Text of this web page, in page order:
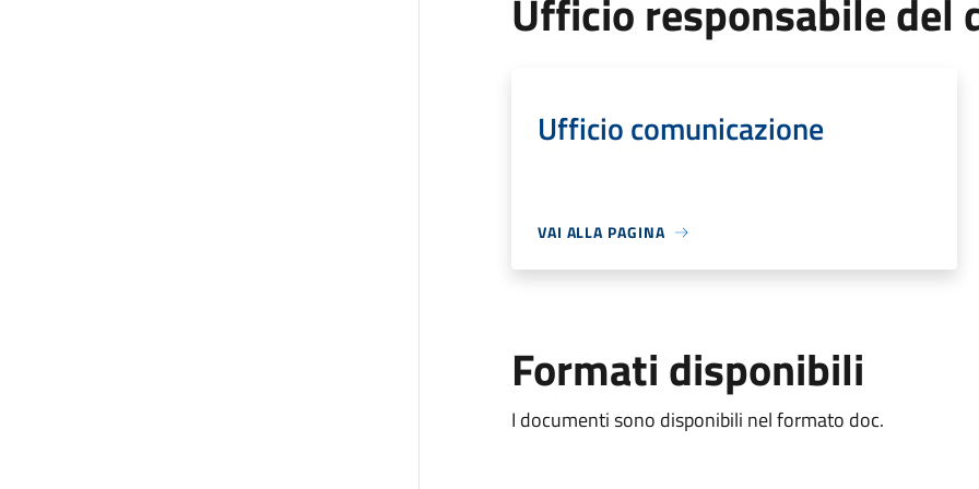
Ufficio responsabile del
Ufficio comunicazione
VAI ALLA PAGINA
Formati disponibili
I documenti sono disponibili nel formato doc.